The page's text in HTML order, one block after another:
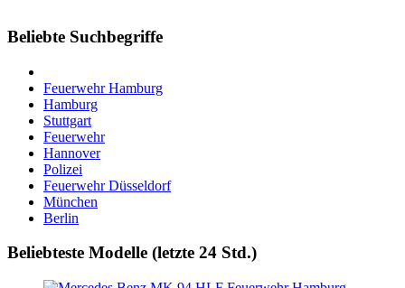
Beliebte Suchbegriffe
Feuerwehr Hamburg
Hamburg
Stuttgart
Feuerwehr
Hannover
Polizei
Feuerwehr Düsseldorf
München
Berlin
Beliebteste Modelle (letzte 24 Std.)